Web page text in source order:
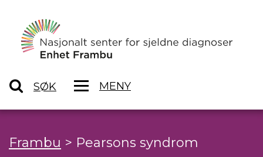
SØK MENY
Frambu > Pearsons syndrom